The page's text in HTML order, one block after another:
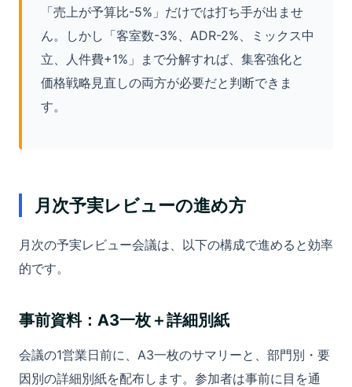
「売上が予算比-5%」だけでは打ち手が出ませ
ん。しかし「客室数-3%、ADR-2%、ミックス中
立、人件費+1%」まで分解すれば、集客強化と
価格戦略見直しの両方が必要だと判断できま
す。
月次予実レビューの進め方
月次の予実レビュー会議は、以下の構成で進めると効率
的です。
事前資料：A3一枚＋詳細別紙
会議の1営業日前に、A3一枚のサマリーと、部門別・要
因別の詳細別紙を配布します。参加者は事前に目を通